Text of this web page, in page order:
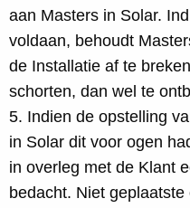
aan Masters in Solar.
voldaan, behoudt
de Installatie af te
schorten, dan wel te
5. Indien de opstelling
in Solar dit voor ogen
in overleg met de Klant
bedacht. Niet